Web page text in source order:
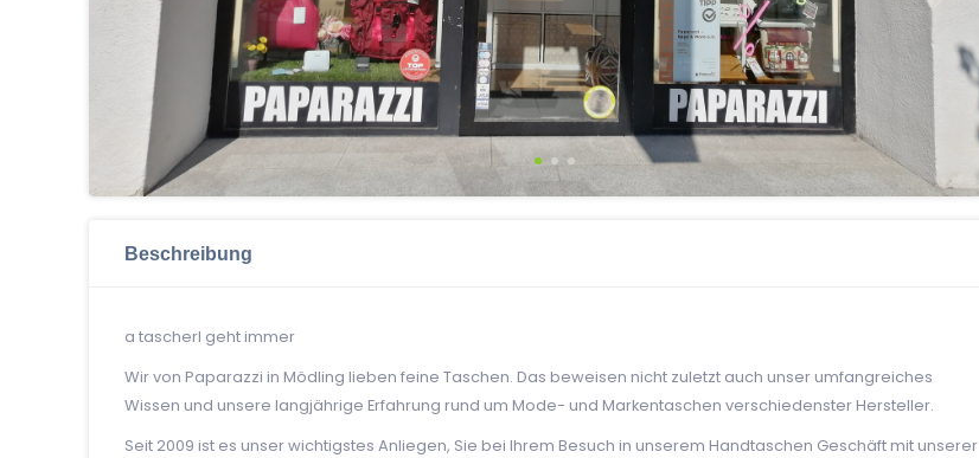
Beschreibung
a tascherl geht immer
Wir von Paparazzi in Mödling lieben feine Taschen. Das beweisen nicht zuletzt auch unser umfangreiches
Wissen und unsere langjährige Erfahrung rund um Mode- und Markentaschen verschiedenster Hersteller.
Seit 2009 ist es unser wichtigstes Anliegen, Sie bei Ihrem Besuch in unserem Handtaschen Geschäft mit unserer